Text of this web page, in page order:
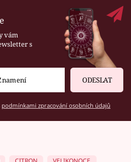
vám
s
ODESLAT
podmínkami zpracování osobních údajů